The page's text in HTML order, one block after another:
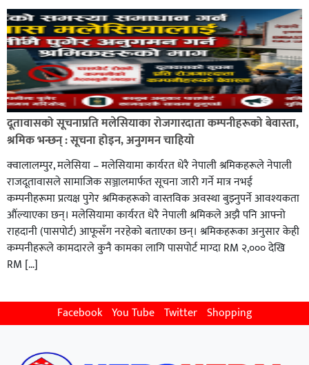
दूतावासको सूचनाप्रति मलेसियाका रोजगारदाता कम्पनीहरूको बेवास्ता,
श्रमिक भन्छन् : सूचना होइन, अनुगमन चाहियो
क्वालालम्पुर, मलेसिया – मलेसियामा कार्यरत धेरै नेपाली श्रमिकहरूले नेपाली
राजदूतावासले सामाजिक सञ्जालमार्फत सूचना जारी गर्ने मात्र नभई
कम्पनीहरूमा प्रत्यक्ष पुगेर श्रमिकहरूको वास्तविक अवस्था बुझ्नुपर्ने आवश्यकता
औंल्याएका छन्। मलेसियामा कार्यरत धेरै नेपाली श्रमिकले अझै पनि आफ्नो
राहदानी (पासपोर्ट) आफूसँग नरहेको बताएका छन्। श्रमिकहरूका अनुसार केही
कम्पनीहरूले कामदारले कुनै कामका लागि पासपोर्ट माग्दा RM २,००० देखि
RM […]
Facebook You Tube Twitter Shopping